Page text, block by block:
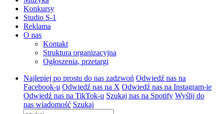
Konkursy
Studio S-1
Reklama
O nas
Kontakt
Struktura organizacyjna
Ogłoszenia, przetargi
Najlepiej po prostu do nas zadzwoń Odwiedź nas na
Facebook-u Odwiedź nas na X Odwiedź nas na Instagram-ie
Odwiedź nas na TikTok-u Szukaj nas na Spotify Wyślij do
nas wiadomość Szukaj